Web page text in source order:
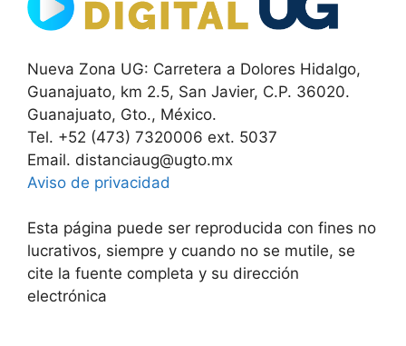
Nueva Zona UG: Carretera a Dolores Hidalgo,
Guanajuato, km 2.5, San Javier, C.P. 36020.
Guanajuato, Gto., México.
Tel. +52 (473) 7320006 ext. 5037
Email. distanciaug@ugto.mx
Aviso de privacidad
Esta página puede ser reproducida con fines no
lucrativos, siempre y cuando no se mutile, se
cite la fuente completa y su dirección
electrónica